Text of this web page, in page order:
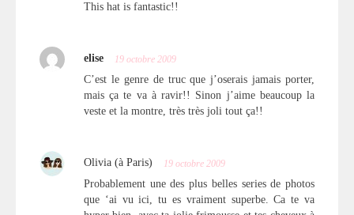
This hat is fantastic!!
elise 19 octobre 2009
C’est le genre de truc que j’oserais jamais porter,
mais ça te va à ravir!! Sinon j’aime beaucoup la
veste et la montre, très très joli tout ça!!
Olivia (à Paris) 19 octobre 2009
Probablement une des plus belles series de photos
que ‘ai vu ici, tu es vraiment superbe. Ca te va